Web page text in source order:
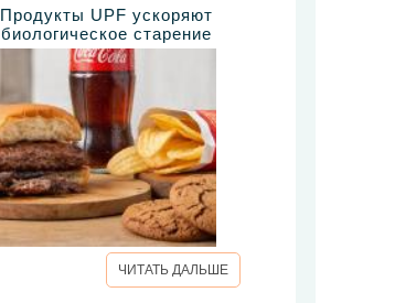
Продукты UPF ускоряют
биологическое старение
ЧИТАТЬ ДАЛЬШЕ